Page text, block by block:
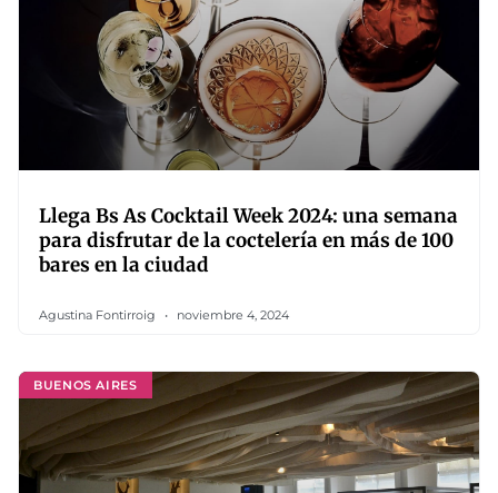
Llega Bs As Cocktail Week 2024: una semana
para disfrutar de la coctelería en más de 100
bares en la ciudad
Agustina Fontirroig noviembre 4, 2024
BUENOS AIRES